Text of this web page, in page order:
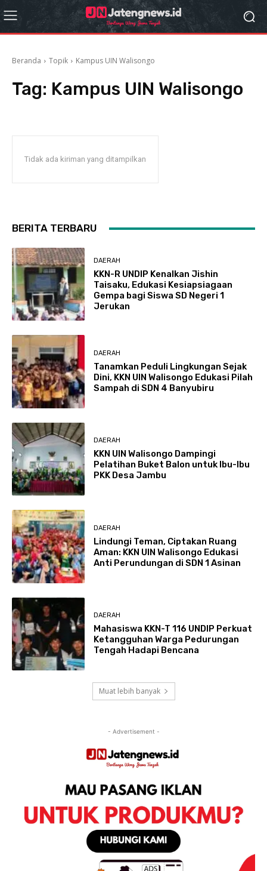
Beranda Topik Kampus UIN Walisongo
Tag: Kampus UIN Walisongo
Tidak ada kiriman yang ditampilkan
BERITA TERBARU
DAERAH
KKN-R UNDIP Kenalkan Jishin
Taisaku, Edukasi Kesiapsiagaan
Gempa bagi Siswa SD Negeri 1
Jerukan
DAERAH
Tanamkan Peduli Lingkungan Sejak
Dini, KKN UIN Walisongo Edukasi Pilah
Sampah di SDN 4 Banyubiru
DAERAH
KKN UIN Walisongo Dampingi
Pelatihan Buket Balon untuk Ibu-Ibu
PKK Desa Jambu
DAERAH
Lindungi Teman, Ciptakan Ruang
Aman: KKN UIN Walisongo Edukasi
Anti Perundungan di SDN 1 Asinan
DAERAH
Mahasiswa KKN-T 116 UNDIP Perkuat
Ketangguhan Warga Pedurungan
Tengah Hadapi Bencana
Muat lebih banyak
- Advertisement -